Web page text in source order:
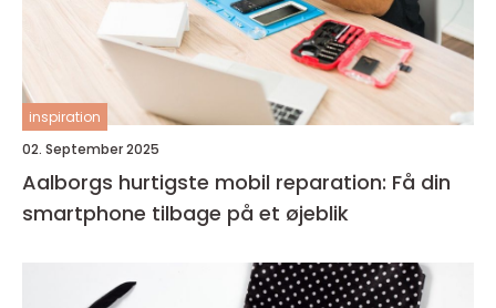
inspiration
02. September 2025
Aalborgs hurtigste mobil reparation: Få din
smartphone tilbage på et øjeblik